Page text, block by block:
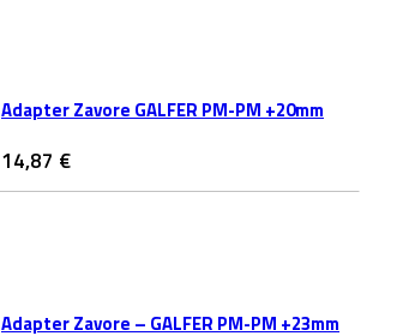
Adapter Zavore GALFER PM-PM +20mm
14,87 €
Adapter Zavore – GALFER PM-PM +23mm